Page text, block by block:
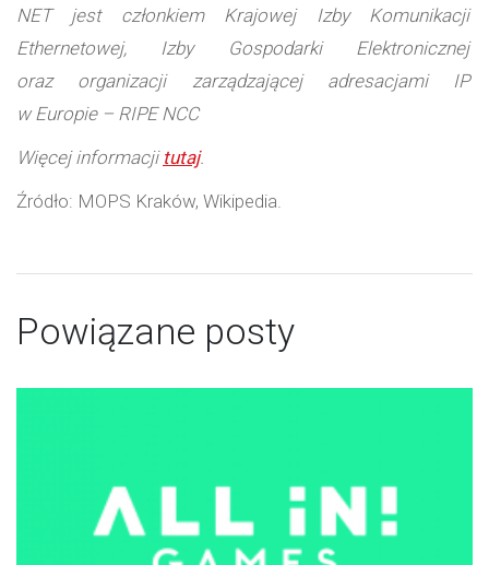
NET jest członkiem Krajowej Izby Komunikacji
Ethernetowej, Izby Gospodarki Elektronicznej
oraz organizacji zarządzającej adresacjami IP
w Europie – RIPE NCC
Więcej informacji tutaj.
Źródło: MOPS Kraków, Wikipedia.
Powiązane posty